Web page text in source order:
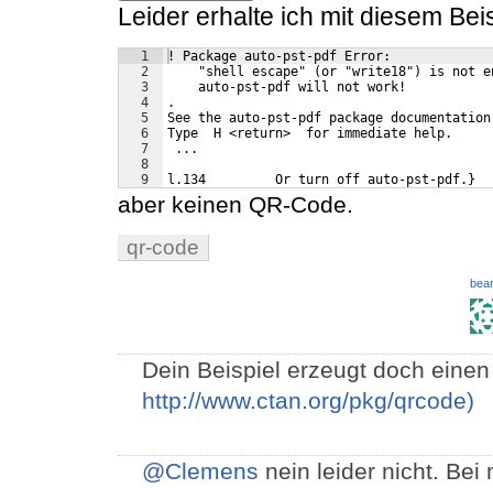
Leider erhalte ich mit diesem
1
2
3
4
5
6
7
8
9
! Package auto-pst-pdf Error:
"shell escape" (or "write18") is not
    auto-pst-pdf will not work!
.
See the auto-pst-pdf package
Type  H <return>  for immediate help.
l.134         Or turn off auto-pst-pdf.}
aber keinen QR-Code.
qr-code
Dein Beispiel erzeugt doch
http://www.ctan.org/pkg/qrcode)
@Clemens nein leider nicht. Bei